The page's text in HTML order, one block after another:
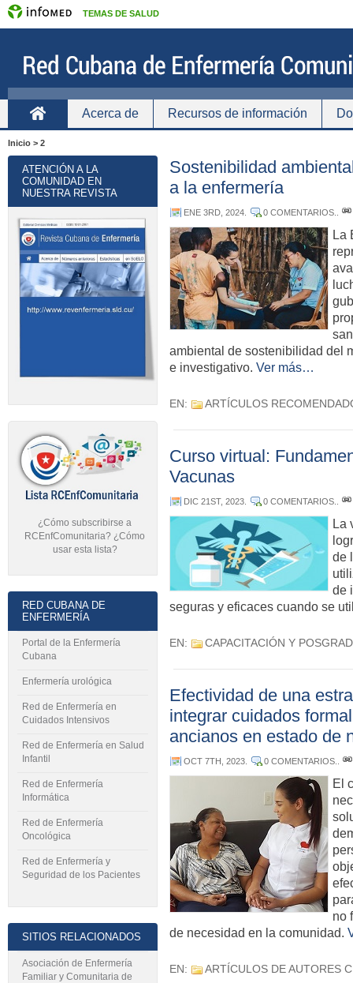
TEMAS DE SALUD
Acerca de Recursos de información
Inicio > 2
Sostenibilidad
a la enfermería
ENE 3RD, 2024. 0 COMENTARIOS.
La
ambiental de sostenibilidad del
e investigativo. Ver más…
EN: ARTÍCULOS
Curso virtual:
Vacunas
DIC 21ST, 2023. 0 COMENTARIOS.
La
de
de
seguras y eficaces cuando se
EN: CAPACITACIÓN Y
Efectividad de una
integrar cuidados
ancianos en estado de
OCT 7TH, 2023. 0 COMENTARIOS.
El
no
de necesidad en la comunidad.
EN: ARTÍCULOS DE AUTORES
ATENCIÓN A LA
COMUNIDAD EN
NUESTRA REVISTA
¿Cómo subscribirse a
RCEnfComunitaria? ¿Cómo
usar esta lista?
RED CUBANA DE
ENFERMERÍA
Portal de la Enfermería
Cubana
Enfermería urológica
Red de Enfermería en
Cuidados Intensivos
Red de Enfermería en Salud
Infantil
Red de Enfermería
Informática
Red de Enfermería
Oncológica
Red de Enfermería y
Seguridad de los Pacientes
SITIOS RELACIONADOS
Asociación de Enfermería
Familiar y Comunitaria de